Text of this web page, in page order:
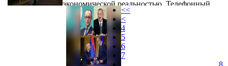
экономической реальностью. Телефонный
разговор, состоявшийся 27 июля между
премьер-министром Армении Николом
Пашиняном и президентом России
Владимиром Путиным, стал не просто
очередным протокольным мероприятием.
Это было вынужденное признание полного
<<
<
4
5
6
7
8